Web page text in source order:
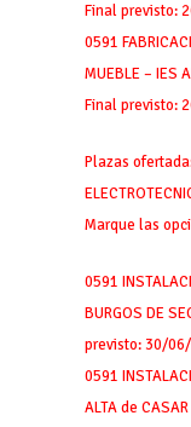
Final previsto:
0591
MUEBLE – IES
Final previsto:
Plazas
Marque las
0591
BURGOS DE
previsto: 30/06/
0591
ALTA de